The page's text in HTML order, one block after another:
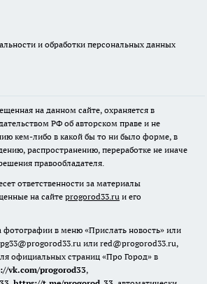
и обработки персональных данных
на данном сайте, охраняется в
РФ об авторском праве и не
кем-либо в какой бы то ни было форме, в
распространению, переработке не иначе
правообладателя.
ответственности за материалы
на сайте progorod33.ru и его
фотографии в меню «Прислать новость» или
или red@progorod33.ru,
официальных страниц «Про Город» в
vk.com/progorod33,